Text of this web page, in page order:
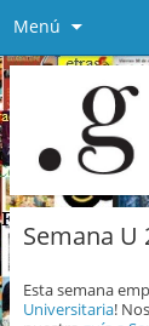
Menú
Semana U
Esta semana
Universitaria!